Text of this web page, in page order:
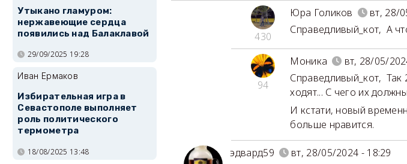
430
Юра Голиков
вт, 28/
Справедливый_кот, А
94
Моника
вт, 28/05/
Справедливый_кот, Так
ходят... С чего их
И кстати, новый
больше нравится.
эдвард59
вт, 28/05/2024 - 18:29
Утыкано гламуром:
нержавеющие сердца
появились над Балаклавой
29/09/2025 19:28
Иван Ермаков
Избирательная игра в
Севастополе выполняет
роль политического
термометра
18/08/2025 13:48